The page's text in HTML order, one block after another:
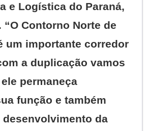
e Logística do Paraná,
“O Contorno Norte de
um importante corredor
a duplicação vamos
permaneça
função e também
da